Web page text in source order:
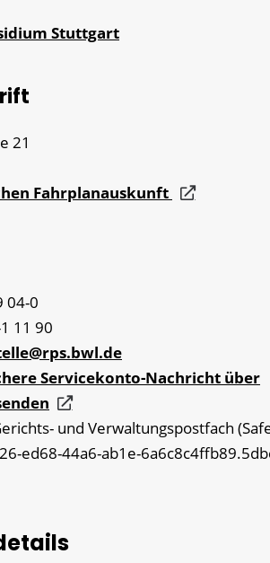
Stuttgart
21
Fahrplanauskunft
04-0
11 90
Servicekonto-Nachricht über
und Verwaltungspostfach
ed68-44a6-ab1e-